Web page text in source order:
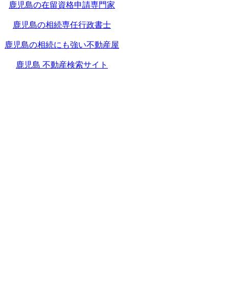
鹿児島の在留資格申請専門家
鹿児島の相続専任行政書士
鹿児島の相続にも強い不動産屋
鹿児島 不動産検索サイト